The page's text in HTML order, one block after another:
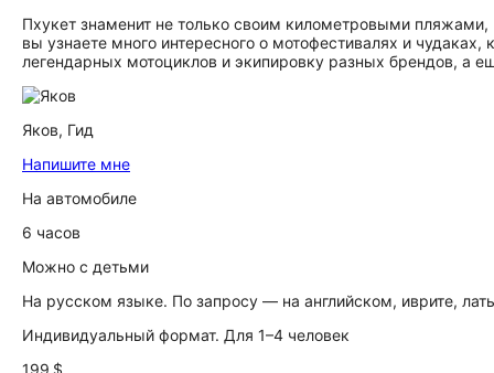
Пхукет знаменит не только своим километровыми
вы узнаете много интересного о мотофестивалях и
легендарных мотоциклов и экипировку разных брендов, а
Яков, Гид
Напишите мне
На автомобиле
6 часов
Можно с детьми
На русском языке. По запросу — на английском, иврите,
Индивидуальный формат. Для 1–4 человек
199 $